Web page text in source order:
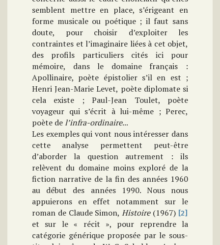
semblent mettre en place, s’érigeant en
forme musicale ou poétique ; il faut sans
doute, pour choisir d’exploiter les
contraintes et l’imaginaire liées à cet objet,
des profils particuliers cités ici pour
mémoire, dans le domaine français :
Apollinaire, poète épistolier s’il en est ;
Henri Jean-Marie Levet, poète diplomate si
cela existe ; Paul-Jean Toulet, poète
voyageur qui s’écrit à lui-même ; Perec,
poète del’infra-ordinaire...
Les exemples qui vont nous intéresser dans
cette analyse permettent peut-être
d’aborder la question autrement : ils
relèvent du domaine moins exploré de la
fiction narrative de la fin des années 1960
au début des années 1990. Nous nous
appuierons en effet notamment sur le
roman de Claude Simon,Histoire(1967) [2]
et sur le « récit », pour reprendre la
catégorie générique proposée par le sous-